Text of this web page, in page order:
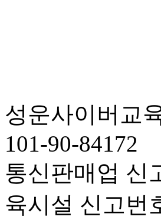
성운사이버교
101-90-84172
통신판매업 신
육시설 신고번